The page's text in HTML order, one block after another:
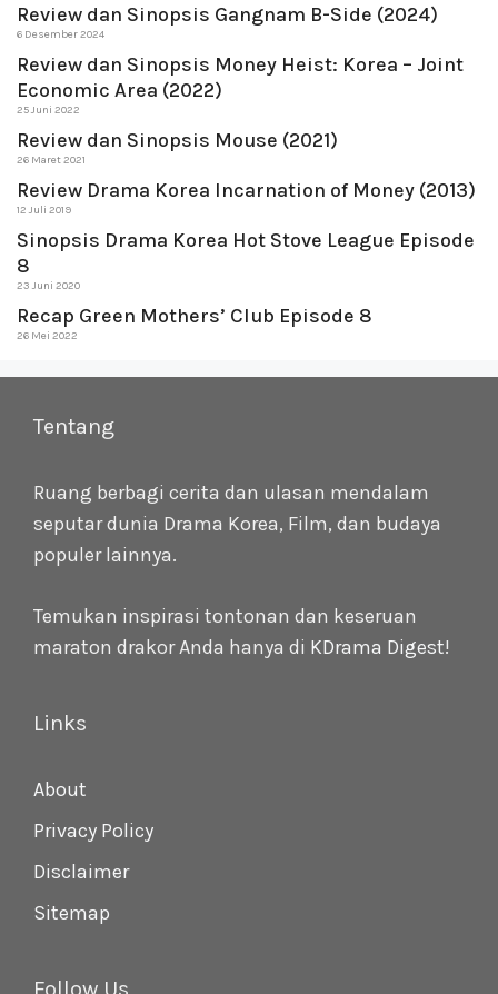
Review dan Sinopsis Gangnam B-Side (2024)
6 Desember 2024
Review dan Sinopsis Money Heist: Korea – Joint
Economic Area (2022)
25 Juni 2022
Review dan Sinopsis Mouse (2021)
26 Maret 2021
Review Drama Korea Incarnation of Money (2013)
12 Juli 2019
Sinopsis Drama Korea Hot Stove League Episode
8
23 Juni 2020
Recap Green Mothers’ Club Episode 8
26 Mei 2022
Tentang
Ruang berbagi cerita dan ulasan mendalam
seputar dunia Drama Korea, Film, dan budaya
populer lainnya.
Temukan inspirasi tontonan dan keseruan
maraton drakor Anda hanya di KDrama Digest!
Links
About
Privacy Policy
Disclaimer
Sitemap
Follow Us